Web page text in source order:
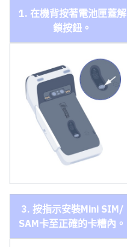
1. 在機背按著電池匣蓋解
鎖按鈕。
3. 按指示安裝Mini SIM/
SAM卡至正確的卡糟內。